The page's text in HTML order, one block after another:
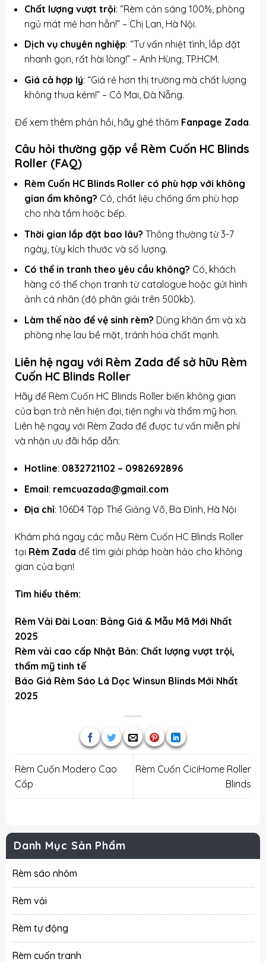
Chất lượng vượt trội: “Rèm cản sáng 100%, phòng
ngủ mát mẻ hơn hẳn!” – Chị Lan, Hà Nội.
Dịch vụ chuyên nghiệp: “Tư vấn nhiệt tình, lắp đặt
nhanh gọn, rất hài lòng!” – Anh Hùng, TP.HCM.
Giá cả hợp lý: “Giá rẻ hơn thị trường mà chất lượng
không thua kém!” – Cô Mai, Đà Nẵng.
Để xem thêm phản hồi, hãy ghé thăm Fanpage Zada.
Câu hỏi thường gặp về Rèm Cuốn HC Blinds
Roller (FAQ)
Rèm Cuốn HC Blinds Roller có phù hợp với không
gian ẩm không? Có, chất liệu chống ẩm phù hợp
cho nhà tắm hoặc bếp.
Thời gian lắp đặt bao lâu? Thông thường từ 3-7
ngày, tùy kích thước và số lượng.
Có thể in tranh theo yêu cầu không? Có, khách
hàng có thể chọn tranh từ catalogue hoặc gửi hình
ảnh cá nhân (độ phân giải trên 500kb).
Làm thế nào để vệ sinh rèm? Dùng khăn ẩm và xà
phòng nhẹ lau bề mặt, tránh hóa chất mạnh.
Liên hệ ngay với Rèm Zada để sở hữu Rèm
Cuốn HC Blinds Roller
Hãy để Rèm Cuốn HC Blinds Roller biến không gian
của bạn trở nên hiện đại, tiện nghi và thẩm mỹ hơn.
Liên hệ ngay với Rèm Zada để được tư vấn miễn phí
và nhận ưu đãi hấp dẫn:
Hotline: 0832721102 – 0982692896
Email: remcuazada@gmail.com
Địa chỉ: 106D4 Tập Thể Giảng Võ, Ba Đình, Hà Nội
Khám phá ngay các mẫu Rèm Cuốn HC Blinds Roller
tại Rèm Zada để tìm giải pháp hoàn hảo cho không
gian của bạn!
Tìm hiểu thêm:
Rèm Vải Đài Loan: Bảng Giá & Mẫu Mã Mới Nhất
2025
Rèm vải cao cấp Nhật Bản: Chất lượng vượt trội,
thẩm mỹ tinh tế
Báo Giá Rèm Sáo Lá Dọc Winsun Blinds Mới Nhất
2025
Rèm Cuốn Modero Cao
Cấp
Rèm Cuốn CiciHome Roller
Blinds
Danh Mục Sản Phẩm
Rèm sáo nhôm
Rèm vải
Rèm tự động
Rèm cuốn tranh